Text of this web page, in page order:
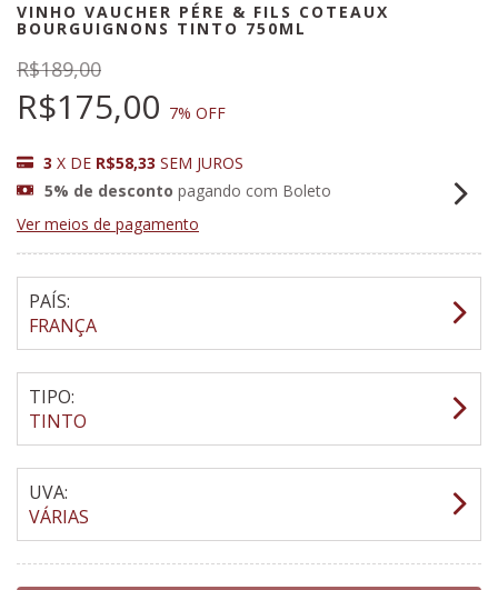
VINHO VAUCHER PÉRE & FILS COTEAUX
BOURGUIGNONS TINTO 750ML
R$189,00
R$175,00 7% OFF
3 X DE R$58,33 SEM JUROS
5% de desconto pagando com Boleto
Ver meios de pagamento
PAÍS:
FRANÇA
TIPO:
TINTO
UVA:
VÁRIAS